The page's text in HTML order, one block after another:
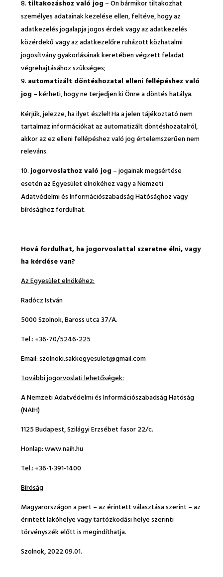
tiltakozáshoz való jog – Ön bármikor tiltakozhat
személyes adatainak kezelése ellen, feltéve, hogy az
adatkezelés jogalapja jogos érdek vagy az adatkezelés
közérdekű vagy az adatkezelőre ruházott közhatalmi
jogosítvány gyakorlásának keretében végzett feladat
végrehajtásához szükséges;
automatizált döntéshozatal elleni fellépéshez való
jog – kérheti, hogy ne terjedjen ki Önre a döntés hatálya.
Kérjük, jelezze, ha ilyet észlel! Ha a jelen tájékoztató nem
tartalmaz információkat az automatizált döntéshozatalról,
akkor az ez elleni fellépéshez való jog értelemszerűen nem
releváns.
jogorvoslathoz való jog – jogainak megsértése
esetén az Egyesület elnökéhez vagy a Nemzeti
Adatvédelmi és Információszabadság Hatósághoz vagy
bírósághoz fordulhat.
Hová fordulhat, ha jogorvoslattal szeretne élni, vagy
ha kérdése van?
Az Egyesület elnökéhez:
Radócz István
5000 Szolnok, Baross utca 37/A.
Tel.: +36-70/5246-225
Email: szolnoki.sakkegyesulet@gmail.com
További jogorvoslati lehetőségek:
A Nemzeti Adatvédelmi és Információszabadság Hatóság
(NAIH)
1125 Budapest, Szilágyi Erzsébet fasor 22/c.
Honlap: www.naih.hu
Tel.: +36-1-391-1400
Bíróság
Magyarországon a pert – az érintett választása szerint – az
érintett lakóhelye vagy tartózkodási helye szerinti
törvényszék előtt is megindíthatja.
Szolnok, 2022.09.01.